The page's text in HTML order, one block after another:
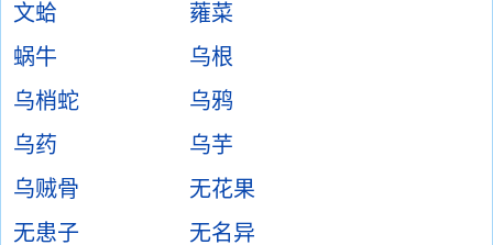
文蛤
蕹菜
蜗牛
乌根
乌梢蛇
乌鸦
乌药
乌芋
乌贼骨
无花果
无患子
无名异